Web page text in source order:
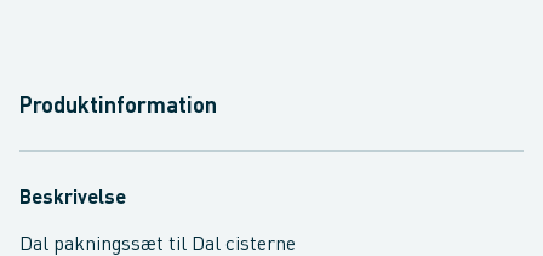
Produktinformation
Beskrivelse
Dal pakningssæt til Dal cisterne